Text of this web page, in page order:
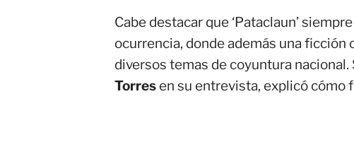
Cabe destacar que ‘Pataclaun’
ocurrencia, donde además una ficción
diversos temas de coyuntura
Torres en su entrevista, explicó cómo